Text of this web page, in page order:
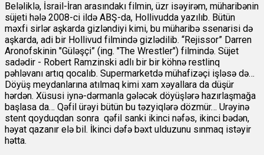
Beləliklə, İsrail-İran arasındakı filmin, üzr isəyirəm, müharibənin
süjeti hələ 2008-ci ildə ABŞ-da, Hollivudda yazılıb. Bütün
məxfi sirlər aşkarda gizləndiyi kimi, bu müharibə ssenarisi də
aşkarda, adi bir Hollivud filmində gizlədilib. “Rejissor” Darren
Aronofskinin "Güləşçi” (ing. "The Wrestler") filmində. Süjet
sadədir - Robert Ramzinski adlı bir bir köhnə restlinq
pəhləvanı artıq qocalıb. Supermarketdə mühafizəçi işləsə də…
Döyüş meydanlarına atılmaq kimi xam xəyallara da düşür
hərdən. Xüsusi iynə-dərmanla gələcək döyüşlərə hazırlaşmağa
başlasa da… Qəfil ürəyi bütün bu təzyiqlərə dözmür… Urəyinə
stent qoyduqdan sonra qəfil sanki ikinci nəfəs, ikinci bədən,
həyat qazanır elə bil. İkinci dəfə bəxt ulduzunu sınmaq istəyir
hətta.